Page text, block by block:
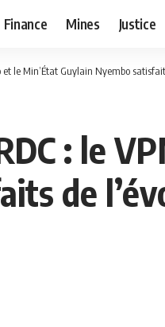
Finance Mines Justice
le Min’État Guylain Nyembo
: le
de